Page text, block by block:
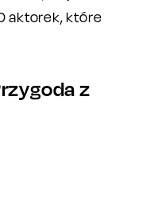
aktorek, które
z